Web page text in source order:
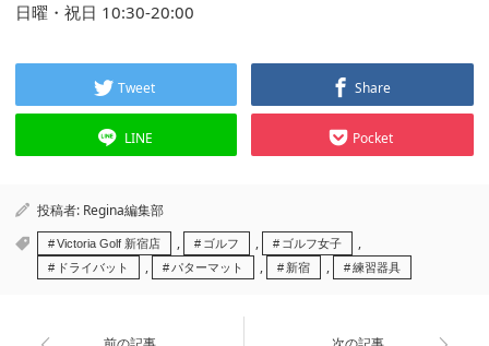
日曜・祝日 10:30-20:00
Tweet Share
LINE Pocket
投稿者: Regina編集部
Victoria Golf 新宿店 , ゴルフ , ゴルフ女子 ,
ドライバット , パターマット , 新宿 , 練習器具